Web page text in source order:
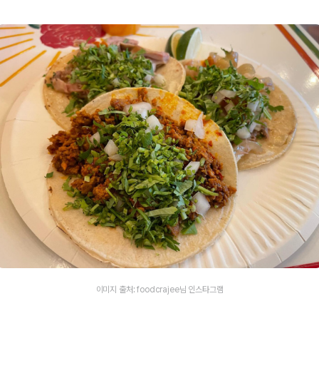
이미지 출처: foodcrajee님 인스타그램